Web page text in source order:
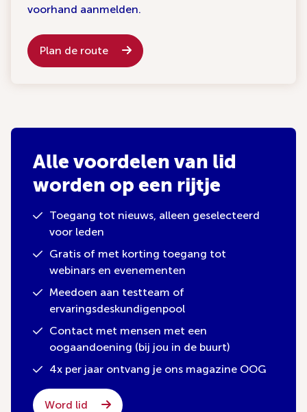
voorhand aanmelden.
Plan de route
Alle voordelen van lid
worden op een rijtje
Toegang tot nieuws, alleen geselecteerd
voor leden
Gratis of met korting toegang tot
webinars en evenementen
Meedoen aan testteam of
ervaringsdeskundigenpool
Contact met mensen met een
oogaandoening (bij jou in de buurt)
4x per jaar ontvang je ons magazine OOG
Word lid